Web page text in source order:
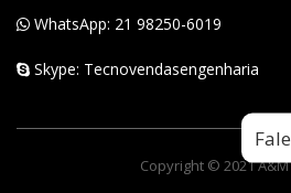
WhatsApp: 21 98250-6019
Skype: Tecnovendasengenharia
Copyright © 2021